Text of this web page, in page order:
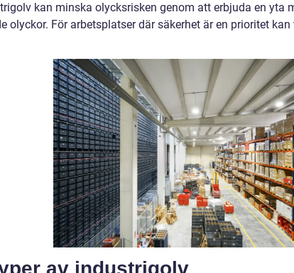
kan minska olycksrisken genom att erbjuda en yta
olyckor. För arbetsplatser där säkerhet är en prioritet
av industrigolv